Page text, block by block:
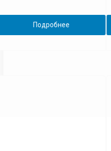
Подробнее